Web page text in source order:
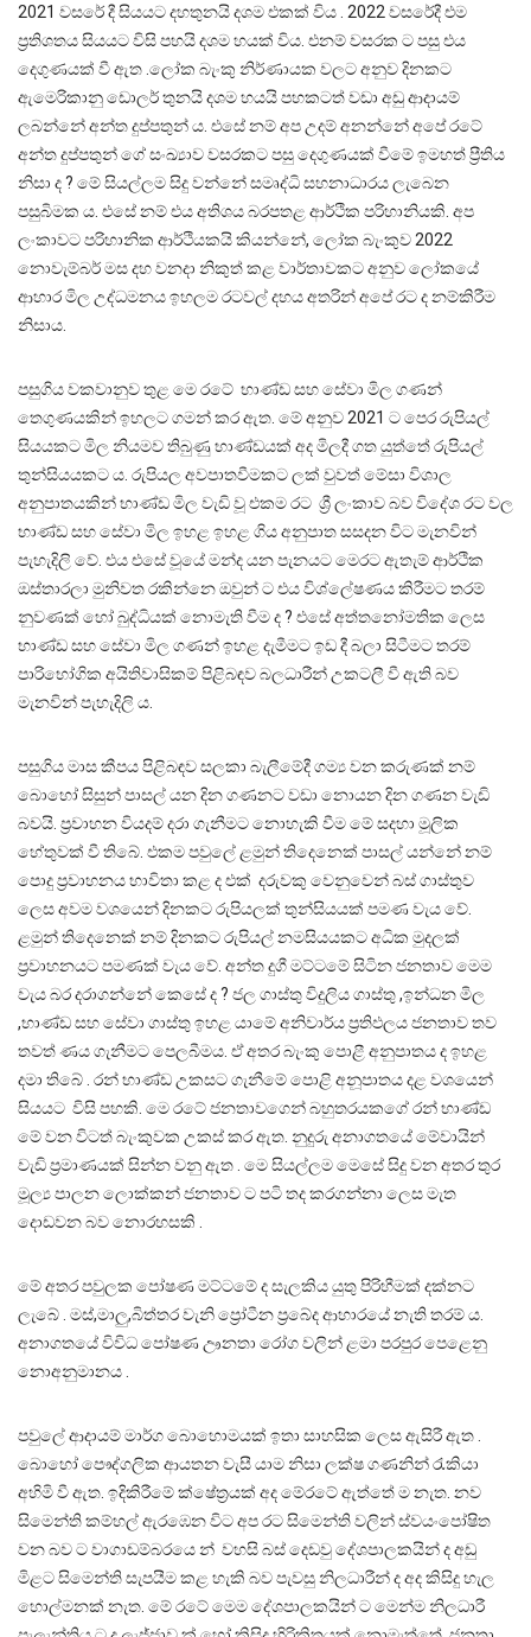
2021 වසරේ දී සියයට දහතුනයි දශම එකක් විය . 2022 වසරේදී එම
ප්‍රතිශතය සියයට විසි පහයි දශම හයක් විය. එනම් වසරක ට පසු එය
දෙගුණයක් වී ඇත .ලෝක බැංකු නිර්ණායක වලට අනුව දිනකට
ඇමෙරිකානු ඩොලර් තුනයි දශම හයයි පහකටත් වඩා අඩු ආදායම්
ලබන්නේ අන්ත දුප්පතුන් ය. එසේ නම් අප උදම් අනන්නේ අපේ රටේ
අන්ත දුප්පතුන් ගේ සංඛ්‍යාව වසරකට පසු දෙගුණයක් වීමේ ඉමහත් ප්‍රීතිය
නිසා ද ? මේ සියල්ලම සිදු වන්නේ සමෘද්ධි සහනාධාරය ලැබෙන
පසුබිමක ය. එසේ නම් එය අතිශය බරපතළ ආර්ථික පරිහානියකි. අප
ලංකාවට පරිහානික ආර්ථියකයි කියන්නේ, ලෝක බැංකුව 2022
නොවැම්බර් මස දහ වනදා නිකුත් කළ වාර්තාවකට අනුව ලෝකයේ
ආහාර මිල උද්ධමනය ඉහලම රටවල් දහය අතරින් අපේ රට ද නම්කිරීම
නිසාය.
පසුගිය වකවානුව තුළ මෙ රටේ භාණ්ඩ සහ සේවා මිල ගණන්
තෙගුණයකින් ඉහලට ගමන් කර ඇත. මේ අනුව 2021 ට පෙර රුපියල්
සියයකට මිල නියමව තිබුණු භාණ්ඩයක් අද මිලදී ගත යුත්තේ රුපියල්
තුන්සියයකට ය. රුපියල අවපාතවීමකට ලක් වුවත් මේසා විශාල
අනුපාතයකින් භාණ්ඩ මිල වැඩි වූ එකම රට ශ්‍රී ලංකාව බව විදේශ රට වල
භාණ්ඩ සහ සේවා මිල ඉහළ ඉහළ ගිය අනුපාත සසදන විට මැනවින්
පැහැදිලි වේ. එය එසේ වූයේ මන්ද යන පැනයට මෙරට ඇතැම් ආර්ථික
ඔස්තාරලා මුනිවත රකින්නෙ ඔවුන් ට එය විශ්ලේෂණය කිරීමට තරම්
නුවණක් හෝ බුද්ධියක් නොමැති වීම ද ? එසේ අත්තනෝමතික ලෙස
භාණ්ඩ සහ සේවා මිල ගණන් ඉහළ දැමීමට ඉඩ දී බලා සිටීමට තරම්
පාරිභෝගික අයිතිවාසිකම් පිළිබඳව බලධාරීන් උකටලී වී ඇති බව
මැනවින් පැහැදිලි ය.
පසුගිය මාස කීපය පිළිබඳව සලකා බැලීමේදී ගම්‍ය වන කරුණක් නම්
බොහෝ සිසුන් පාසල් යන දින ගණනට වඩා නොයන දින ගණන වැඩි
බවයි. ප්‍රවාහන වියදම් දරා ගැනීමට නොහැකි වීම මේ සදහා මූලික
හේතුවක් වී තිබේ. එකම පවුලේ ළමුන් තිදෙනෙක් පාසල් යන්නේ නම්
පොදු ප්‍රවාහනය භාවිතා කළ ද එක් දරුවකු වෙනුවෙන් බස් ගාස්තුව
ලෙස අවම වශයෙන් දිනකට රුපියලක් තුන්සියයක් පමණ වැය වේ.
ළමුන් තිදෙනෙක් නම් දිනකට රුපියල් නමසියයකට අධික මුදලක්
ප්‍රවාහනයට පමණක් වැය වේ. අන්ත දුගී මට්ටමේ සිටින ජනතාව මෙම
වැය බර දරාගන්නේ කෙසේ ද ? ජල ගාස්තු විදුලිය ගාස්තු ,ඉන්ධන මිල
,භාණ්ඩ සහ සේවා ගාස්තු ඉහළ යාමේ අනිවාර්ය ප්‍රතිඵලය ජනතාව තව
තවත් ණය ගැනීමට පෙලබීමය. ඒ අතර බැංකු පොළී අනුපාතය ද ඉහළ
දමා තිබේ . රන් භාණ්ඩ උකසට ගැනීමේ පොළි අනූපාතය දළ වශයෙන්
සියයට විසි පහකි. මෙ රටේ ජනතාවගෙන් බහුතරයකගේ රන් භාණ්ඩ
මේ වන විටත් බැංකුවක උකස් කර ඇත. නුදුරු අනාගතයේ මේවායින්
වැඩි ප්‍රමාණයක් සින්න වනු ඇත . මෙ සියල්ලම මෙසේ සිදු වන අතර තුර
මූල්‍ය පාලන ලොක්කන් ජනතාව ට පටි තද කරගන්නා ලෙස මැත
දොඩවන බව නොරහසකි .
මේ අතර පවුලක පෝෂණ මට්ටමේ ද සැලකිය යුතු පිරිහීමක් දක්නට
ලැබේ . මස්,මාලු,බිත්තර වැනි ප්‍රෝටීන ප්‍රබේද ආහාරයේ නැති තරම් ය.
අනාගතයේ විවිධ පෝෂණ ඌනතා රෝග වලින් ළමා පරපුර පෙළෙනු
නොඅනුමානය .
පවුලේ ආදායම් මාර්ග බොහොමයක් ඉතා සාහසික ලෙස ඇසිරී ඇත .
බොහෝ පෞද්ගලික ආයතන වැසී යාම නිසා ලක්ෂ ගණනින් රැකියා
අහිමි වී ඇත. ඉදිකිරීමේ ක්ෂේත්‍රයක් අද මේරටේ ඇත්තේ ම නැත. නව
සිමෙන්ති කම්හල් ඇරඹෙන විට අප රට සිමෙන්ති වලින් ස්වයංපෝෂිත
වන බව ට වාගාඩම්බරයෙ න් වහසි බස් දෙඩවු දේශපාලකයින් ද අඩු
මිළට සිමෙන්ති සැපයීම කළ හැකි බව පැවසු නිලධාරීන් ද අද කිසිදු හැල
හොල්මනක් නැත. මේ රටේ මෙම දේශපාලකයින් ට මෙන්ම නිලධාරී